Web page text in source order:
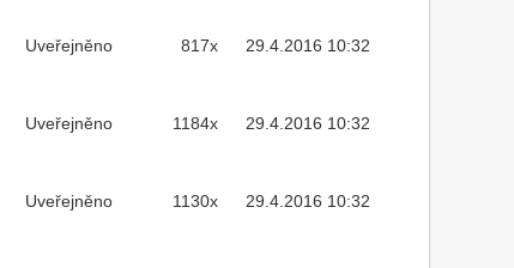
Uveřejněno 817x 29.4.2016 10:32
Uveřejněno 1184x 29.4.2016 10:32
Uveřejněno 1130x 29.4.2016 10:32